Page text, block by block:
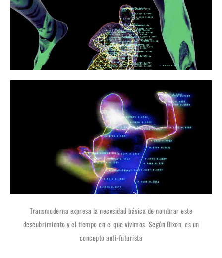
Transmoderna expresa la necesidad básica de nombrar este
descubrimiento y el tiempo en el que vivimos. Según Dixon, es un
concepto anti-futurista